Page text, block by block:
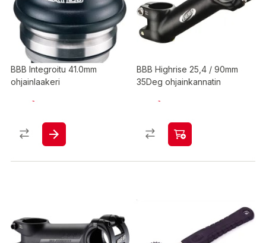
BBB Integroitu 41.0mm
ohjainlaakeri
BBB Highrise 25,4 / 90mm
35Deg ohjainkannatin